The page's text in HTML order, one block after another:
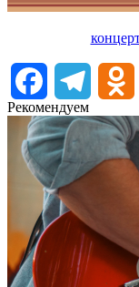
FacebookTelegram
Рекомендуем